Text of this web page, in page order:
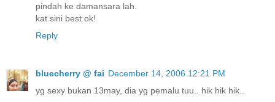
pindah ke damansara lah.
kat sini best ok!
Reply
bluecherry @ fai December 14, 2006 12:21 PM
yg sexy bukan 13may, dia yg pemalu tuu.. hik hik hik..